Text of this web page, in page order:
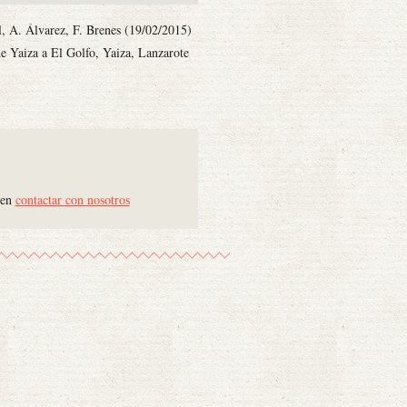
A. Álvarez, F. Brenes (19/02/2015)
Yaiza a El Golfo, Yaiza, Lanzarote
contactar con nosotros